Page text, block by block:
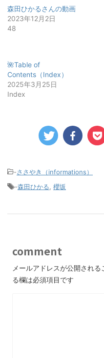
森田ひかるさんの動画
2023年12月2日
48
🌺Table of
Contents（Index）
2025年3月25日
Index
-ささやき（informations）
-森田ひかる, 櫻坂
comment
メールアドレスが公開される
る欄は必須項目です